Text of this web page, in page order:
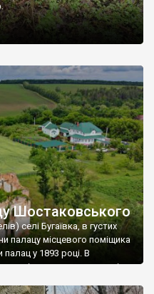
Шостаковського
селі Бугаївка, в густих
палацу місцевого поміщика
у 1893 році. В
містилася школа, потім